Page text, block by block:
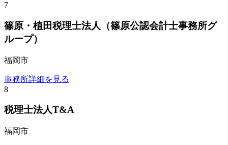
7
篠原・植田税理士法人（篠原公認会計士事務所グ
ループ）
福岡市
事務所詳細を見る
8
税理士法人T&A
福岡市